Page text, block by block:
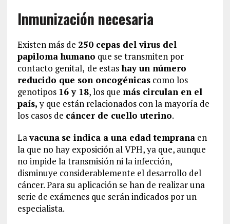
Inmunización necesaria
Existen más de 250 cepas del virus del
papiloma humano que se transmiten por
contacto genital, de estashay un número
reducido que son oncogénicascomo los
genotipos 16 y 18, los que más circulan en el
país,y que están relacionados con la mayoría de
los casos de cáncer de cuello uterino.
Lavacuna se indica a una edad tempranaen
la que no hay exposición al VPH, ya que, aunque
no impide la transmisión ni la infección,
disminuye considerablemente el desarrollo del
cáncer. Para su aplicación se han de realizar una
serie de exámenes que serán indicados por un
especialista.